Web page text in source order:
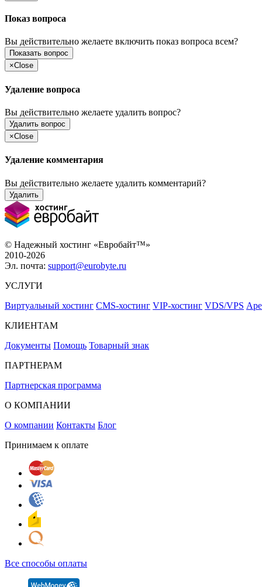
Показ вопроса
Вы действительно желаете включить показ вопроса всем?
Показать вопрос
×Close
Удаление вопроса
Вы действительно желаете удалить вопрос?
Удалить вопрос
×Close
Удаление комментария
Вы действительно желаете удалить комментарий?
Удалить
© Надежный хостинг «Евробайт™»
2010-2026
Эл. почта: support@eurobyte.ru
УСЛУГИ
Виртуальный хостинг CMS-хостинг VIP-хостинг VDS/VPS
КЛИЕНТАМ
Документы Помощь Товарный знак
ПАРТНЕРАМ
Партнерская программа
О КОМПАНИИ
О компании Контакты Блог
Принимаем к оплате
Все способы оплаты